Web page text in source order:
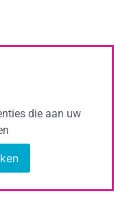
die aan uw